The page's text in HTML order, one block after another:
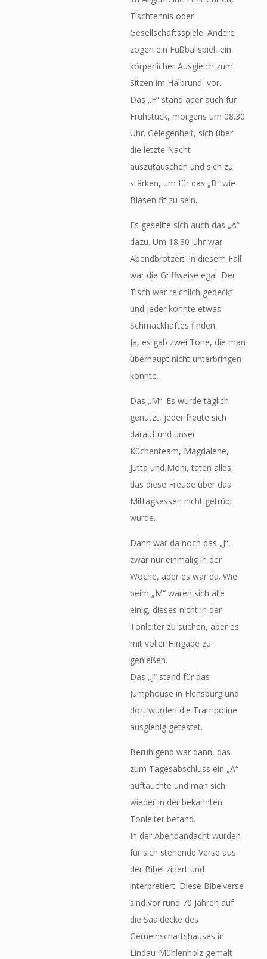
Tischtennis oder
Gesellschaftsspiele. Andere
zogen ein Fußballspiel, ein
körperlicher Ausgleich zum
Sitzen im Halbrund, vor.
Das „F“ stand aber auch für
Frühstück, morgens um 08.30
Uhr. Gelegenheit, sich über
die letzte Nacht
auszutauschen und sich zu
stärken, um für das „B“ wie
Blasen fit zu sein.
Es gesellte sich auch das „A“
dazu. Um 18.30 Uhr war
Abendbrotzeit. In diesem Fall
war die Griffweise egal. Der
Tisch war reichlich gedeckt
und jeder konnte etwas
Schmackhaftes finden.
Ja, es gab zwei Töne, die man
überhaupt nicht unterbringen
konnte.
Das „M“. Es wurde täglich
genutzt, jeder freute sich
darauf und unser
Küchenteam, Magdalene,
Jutta und Moni, taten alles,
das diese Freude über das
Mittagsessen nicht getrübt
wurde.
Dann war da noch das „J“,
zwar nur einmalig in der
Woche, aber es war da. Wie
beim „M“ waren sich alle
einig, dieses nicht in der
Tonleiter zu suchen, aber es
mit voller Hingabe zu
genießen.
Das „J“ stand für das
Jumphouse in Flensburg und
dort wurden die Trampoline
ausgiebig getestet.
Beruhigend war dann, das
zum Tagesabschluss ein „A“
auftauchte und man sich
wieder in der bekannten
Tonleiter befand.
In der Abendandacht wurden
für sich stehende Verse aus
der Bibel zitiert und
interpretiert. Diese Bibelverse
sind vor rund 70 Jahren auf
die Saaldecke des
Gemeinschaftshauses in
Lindau-Mühlenholz gemalt